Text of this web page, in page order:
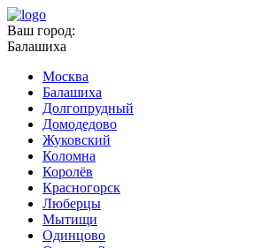
Ваш город:
Балашиха
Москва
Балашиха
Долгопрудный
Домодедово
Жуковский
Коломна
Королёв
Красногорск
Люберцы
Мытищи
Одинцово